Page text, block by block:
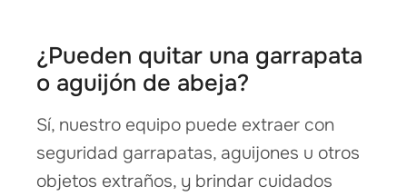
¿Pueden quitar una garrapata
o aguijón de abeja?
Sí, nuestro equipo puede extraer con
seguridad garrapatas, aguijones u otros
objetos extraños, y brindar cuidados